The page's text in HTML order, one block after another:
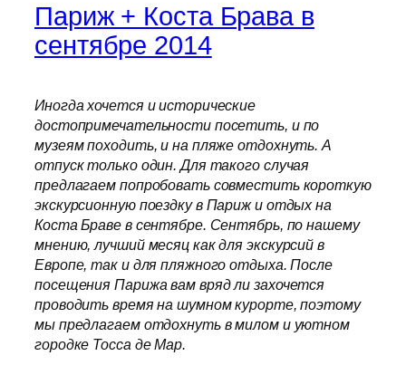
Париж + Коста Брава в
сентябре 2014
Иногда хочется и исторические
достопримечательности посетить, и по
музеям походить, и на пляже отдохнуть. А
отпуск только один. Для такого случая
предлагаем попробовать совместить короткую
экскурсионную поездку в Париж и отдых на
Коста Браве в сентябре. Сентябрь, по нашему
мнению, лучший месяц как для экскурсий в
Европе, так и для пляжного отдыха. После
посещения Парижа вам вряд ли захочется
проводить время на шумном курорте, поэтому
мы предлагаем отдохнуть в милом и уютном
городке Тосса де Мар.